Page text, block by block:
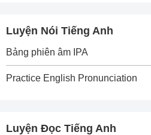
Luyện Nói Tiếng Anh
Bảng phiên âm IPA
Practice English Pronunciation
Luyện Đọc Tiếng Anh